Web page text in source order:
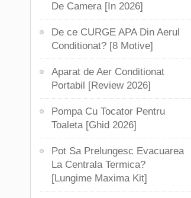
De Camera [In 2026]
De ce CURGE APA Din Aerul
Conditionat? [8 Motive]
Aparat de Aer Conditionat
Portabil [Review 2026]
Pompa Cu Tocator Pentru
Toaleta [Ghid 2026]
Pot Sa Prelungesc Evacuarea
La Centrala Termica?
[Lungime Maxima Kit]